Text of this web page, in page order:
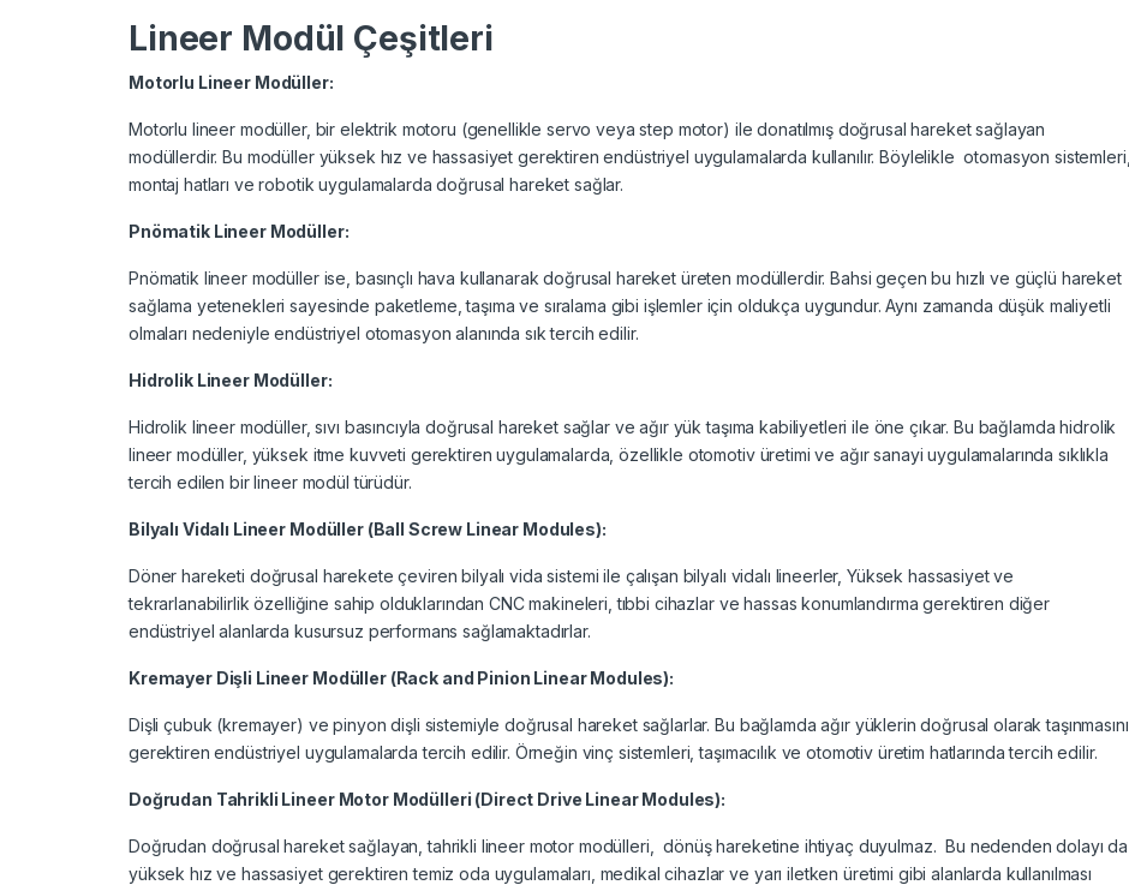
Lineer Modül Çeşitleri
Motorlu Lineer Modüller:
Motorlu lineer modüller, bir elektrik motoru (genellikle servo veya step motor) ile donatılmış doğrusal hareket sağlayan
modüllerdir. Bu modüller yüksek hız ve hassasiyet gerektiren endüstriyel uygulamalarda kullanılır. Böylelikle otomasyon sistemleri,
montaj hatları ve robotik uygulamalarda doğrusal hareket sağlar.
Pnömatik Lineer Modüller:
Pnömatik lineer modüller ise, basınçlı hava kullanarak doğrusal hareket üreten modüllerdir. Bahsi geçen bu hızlı ve güçlü hareket
sağlama yetenekleri sayesinde paketleme, taşıma ve sıralama gibi işlemler için oldukça uygundur. Aynı zamanda düşük maliyetli
olmaları nedeniyle endüstriyel otomasyon alanında sık tercih edilir.
Hidrolik Lineer Modüller:
Hidrolik lineer modüller, sıvı basıncıyla doğrusal hareket sağlar ve ağır yük taşıma kabiliyetleri ile öne çıkar. Bu bağlamda hidrolik
lineer modüller, yüksek itme kuvveti gerektiren uygulamalarda, özellikle otomotiv üretimi ve ağır sanayi uygulamalarında sıklıkla
tercih edilen bir lineer modül türüdür.
Bilyalı Vidalı Lineer Modüller (Ball Screw Linear Modules):
Döner hareketi doğrusal harekete çeviren bilyalı vida sistemi ile çalışan bilyalı vidalı lineerler, Yüksek hassasiyet ve
tekrarlanabilirlik özelliğine sahip olduklarından CNC makineleri, tıbbi cihazlar ve hassas konumlandırma gerektiren diğer
endüstriyel alanlarda kusursuz performans sağlamaktadırlar.
Kremayer Dişli Lineer Modüller (Rack and Pinion Linear Modules):
Dişli çubuk (kremayer) ve pinyon dişli sistemiyle doğrusal hareket sağlarlar. Bu bağlamda ağır yüklerin doğrusal olarak taşınmasını
gerektiren endüstriyel uygulamalarda tercih edilir. Örneğin vinç sistemleri, taşımacılık ve otomotiv üretim hatlarında tercih edilir.
Doğrudan Tahrikli Lineer Motor Modülleri (Direct Drive Linear Modules):
Doğrudan doğrusal hareket sağlayan, tahrikli lineer motor modülleri, dönüş hareketine ihtiyaç duyulmaz. Bu nedenden dolayı da
yüksek hız ve hassasiyet gerektiren temiz oda uygulamaları, medikal cihazlar ve yarı iletken üretimi gibi alanlarda kullanılması